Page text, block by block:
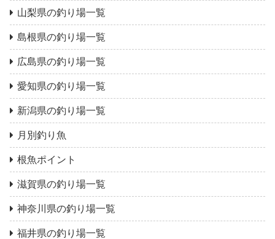
山梨県の釣り場一覧
島根県の釣り場一覧
広島県の釣り場一覧
愛知県の釣り場一覧
新潟県の釣り場一覧
月別釣り魚
根魚ポイント
滋賀県の釣り場一覧
神奈川県の釣り場一覧
福井県の釣り場一覧